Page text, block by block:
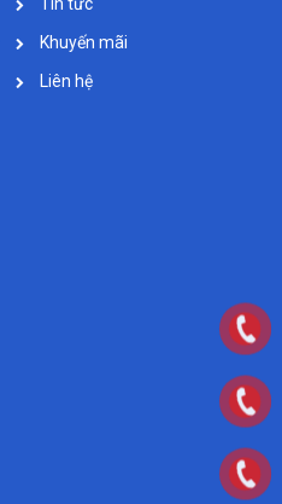
Tin tức
Khuyến mãi
Liên hệ